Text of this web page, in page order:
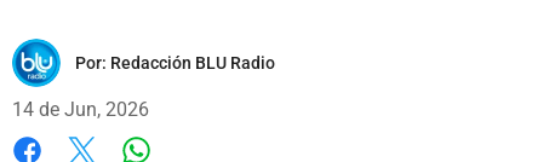
Por: Redacción BLU Radio
14 de Jun, 2026